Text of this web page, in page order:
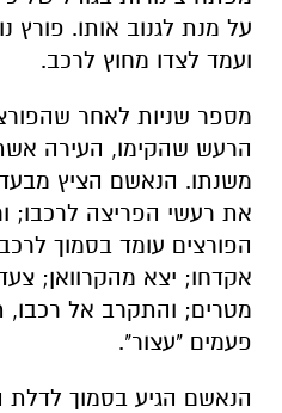
על מנת לגנוב אותו. פורץ
ועמד לצדו מחוץ לרכב.
מספר שניות לאחר
הרעש שהקימו, העירה
משנתו. הנאשם הציץ
את רעשי הפריצה לרכבו;
הפורצים עומד בסמוך
מטרים; והתקרב אל רכבו,
פעמים "עצור".
הנאשם הגיע בסמוך לדלת